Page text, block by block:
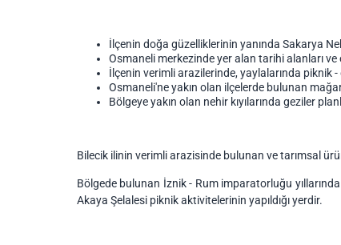
İlçenin doğa güzelliklerinin yanında Sakarya
Osmaneli merkezinde yer alan tarihi alanları
İlçenin verimli arazilerinde, yaylalarında piknik -
Osmaneli'ne yakın olan ilçelerde bulunan
Bölgeye yakın olan nehir kıyılarında geziler
Bilecik ilinin verimli arazisinde bulunan ve tarımsal
Bölgede bulunan İznik - Rum imparatorluğu
Akaya Şelalesi piknik aktivitelerinin yapıldığı yerdir.